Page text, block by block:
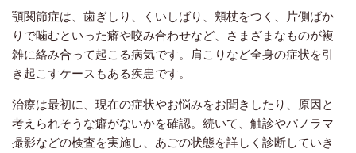
顎関節症は、歯ぎしり、くいしばり、頬杖をつく、片側ばか
りで噛むといった癖や咬み合わせなど、さまざまなものが複
雑に絡み合って起こる病気です。肩こりなど全身の症状を引
き起こすケースもある疾患です。
治療は最初に、現在の症状やお悩みをお聞きしたり、原因と
考えられそうな癖がないかを確認。続いて、触診やパノラマ
撮影などの検査を実施し、あごの状態を詳しく診断していき